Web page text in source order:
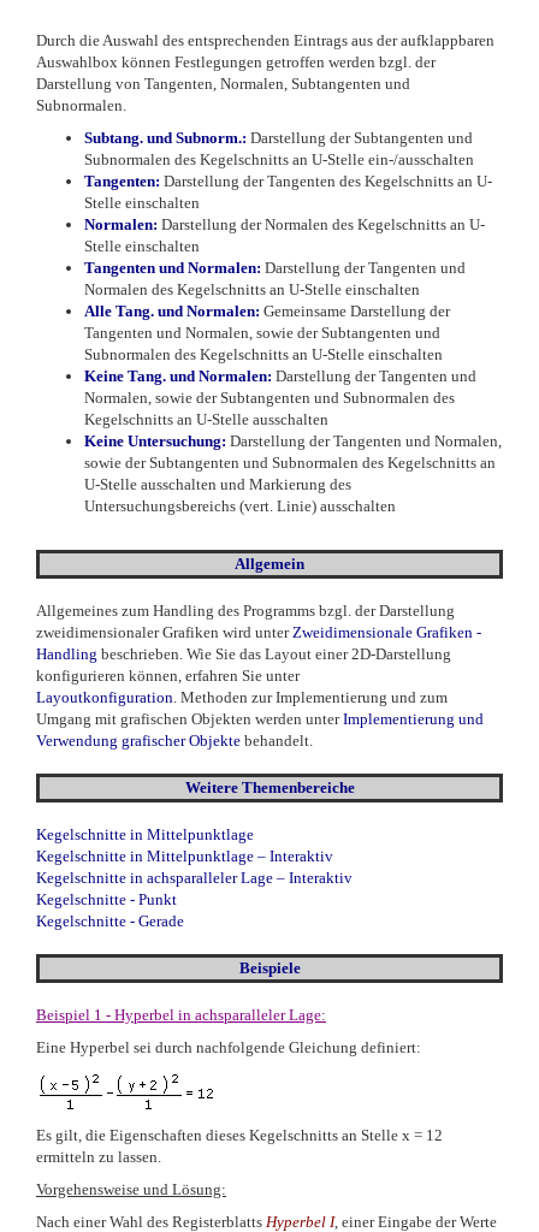
Durch die Auswahl des entsprechenden Eintrags aus der aufklappbaren
Auswahlbox können Festlegungen getroffen werden bzgl. der
Darstellung von Tangenten, Normalen, Subtangenten und
Subnormalen.
Subtang. und Subnorm.: Darstellung der Subtangenten und
Subnormalen des Kegelschnitts an U-Stelle ein-/ausschalten
Tangenten: Darstellung der Tangenten des Kegelschnitts an U-
Stelle einschalten
Normalen: Darstellung der Normalen des Kegelschnitts an U-
Stelle einschalten
Tangenten und Normalen: Darstellung der Tangenten und
Normalen des Kegelschnitts an U-Stelle einschalten
Alle Tang. und Normalen: Gemeinsame Darstellung der
Tangenten und Normalen, sowie der Subtangenten und
Subnormalen des Kegelschnitts an U-Stelle einschalten
Keine Tang. und Normalen: Darstellung der Tangenten und
Normalen, sowie der Subtangenten und Subnormalen des
Kegelschnitts an U-Stelle ausschalten
Keine Untersuchung: Darstellung der Tangenten und Normalen,
sowie der Subtangenten und Subnormalen des Kegelschnitts an
U-Stelle ausschalten und Markierung des
Untersuchungsbereichs (vert. Linie) ausschalten
Allgemein
Allgemeines zum Handling des Programms bzgl. der Darstellung
zweidimensionaler Grafiken wird unter Zweidimensionale Grafiken -
Handling beschrieben. Wie Sie das Layout einer 2D-Darstellung
konfigurieren können, erfahren Sie unter
Layoutkonfiguration . Methoden zur Implementierung und zum
Umgang mit grafischen Objekten werden unterImplementierung und
Verwendung grafischer Objekte behandelt.
Weitere Themenbereiche
Kegelschnitte in Mittelpunktlage
Kegelschnitte in Mittelpunktlage – Interaktiv
Kegelschnitte in achsparalleler Lage – Interaktiv
Kegelschnitte - Punkt
Kegelschnitte - Gerade
Beispiele
Beispiel 1 - Hyperbel in achsparalleler Lage:
Eine Hyperbel sei durch nachfolgende Gleichung definiert:
Es gilt, die Eigenschaften dieses Kegelschnitts an Stelle x = 12
ermitteln zu lassen.
Vorgehensweise und Lösung:
Nach einer Wahl des Registerblatts Hyperbel I, einer Eingabe der Werte